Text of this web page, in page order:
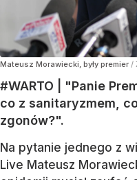
Mateusz Morawiecki, były premier /
#WARTO | "Panie
co z sanitaryzmem,
zgonów?".
Na pytanie jednego z
Live Mateusz